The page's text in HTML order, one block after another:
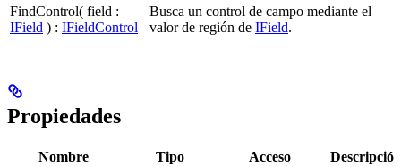
FindControl( field :
IField ) : IFieldControl
Busca un control de campo mediante el
valor de región de IField.
Propiedades
Nombre Tipo Acceso Descripción